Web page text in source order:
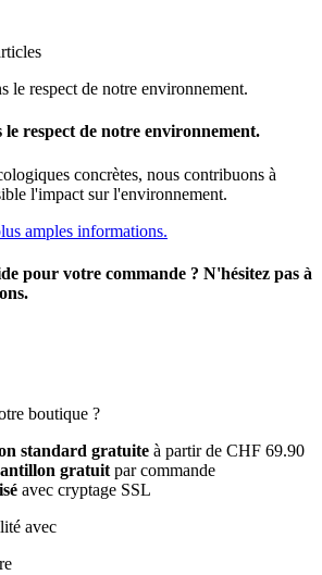
respect de notre environnement.
concrètes, nous contribuons à
l'impact sur l'environnement.
amples informations.
pour votre commande ? N'hésitez pas à
boutique ?
standard gratuite à partir de CHF 69.90
gratuit par commande
avec cryptage SSL
avec